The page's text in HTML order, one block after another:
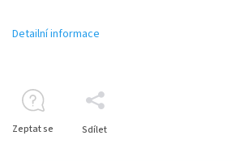
Detailní informace
Zeptat se Sdílet